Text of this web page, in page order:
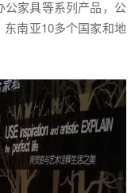
公家具等系列产品，公
南亚10多个国家和地